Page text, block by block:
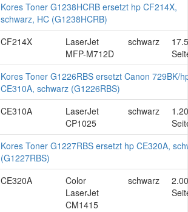
Kores Toner G1238HCRB ersetzt hp CF214X,
schwarz, HC (G1238HCRB)
CF214X
LaserJet
MFP-M712D
schwarz
Kores Toner G1226RBS ersetzt Canon 729BK/
CE310A, schwarz (G1226RBS)
CE310A
LaserJet
CP1025
schwarz
Kores Toner G1227RBS ersetzt hp CE320A,
(G1227RBS)
CE320A
Color
LaserJet
CM1415
schwarz